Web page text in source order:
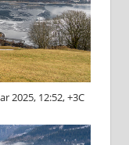
2025, 12:52, +3C